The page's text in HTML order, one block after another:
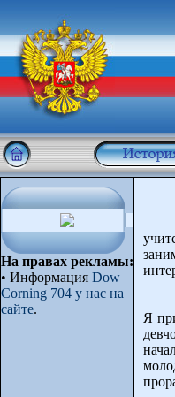
На правах рекламы:
• Информация Dow
Corning 704 у нас на
сайте.
Я